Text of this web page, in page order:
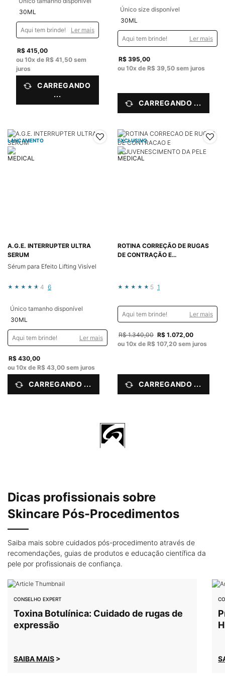
30ML
Aqui tem brinde! Ler mais
R$ 415,00
ou 10x de R$ 41,50 sem
juros
CARREGANDO
...
Único size disponível
30ML
Aqui tem brinde! Ler mais
R$ 395,00
ou 10x de R$ 39,50 sem juros
CARREGANDO ...
LANÇAMENTO
A.G.E. INTERRUPTER ULTRA
SERUM
Sérum para Efeito Lifting Visível
4 6
Único tamanho disponível
30ML
Aqui tem brinde! Ler mais
R$ 430,00
ou 10x de R$ 43,00 sem juros
CARREGANDO ...
EXCLUSIVO
ROTINA CORREÇÃO DE RUGAS
DE CONTRAÇÃO E
5 1
Aqui tem brinde! Ler mais
Old price
R$ 1.340,00 New price
R$ 1.072,00
ou 10x de R$ 107,20 sem juros
CARREGANDO ...
Dicas profissionais sobre
Skincare Pós-Procedimentos
Saiba mais sobre cuidados pós-procedimento através de
recomendações, guias de produtos e educação científica da
pele por profissionais de confiança.
CONSELHO EXPERT
Toxina Botulínica: Cuidado de rugas de
expressão
SAIBA MAIS >